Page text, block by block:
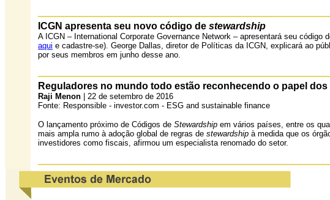
ICGN apresenta seu novo código de stewardship
A ICGN – International Corporate Governance Network – apresentará seu código
aqui e cadastre-se). George Dallas, diretor de Políticas da ICGN, explicará ao
por seus membros em junho desse ano.
Reguladores no mundo todo estão reconhecendo o papel
Raji Menon | 22 de setembro de 2016
Fonte: Responsible - investor.com - ESG and sustainable finance
O lançamento próximo de Códigos de Stewardship em vários países, entre os
mais ampla rumo à adoção global de regras de stewardship à medida que os
investidores como fiscais, afirmou um especialista renomado do setor.